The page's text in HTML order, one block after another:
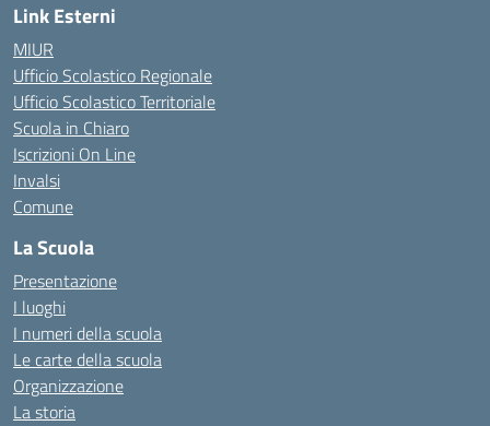
Link Esterni
MIUR
Ufficio Scolastico Regionale
Ufficio Scolastico Territoriale
Scuola in Chiaro
Iscrizioni On Line
Invalsi
Comune
La Scuola
Presentazione
I luoghi
I numeri della scuola
Le carte della scuola
Organizzazione
La storia